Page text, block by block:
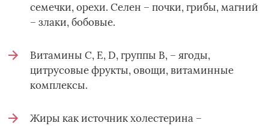
семечки, орехи. Селен – почки, грибы, магний
– злаки, бобовые.
Витамины С, Е, D, группы В, – ягоды,
цитрусовые фрукты, овощи, витаминные
комплексы.
Жиры как источник холестерина –